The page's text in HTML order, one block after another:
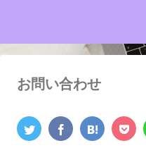
お問い合わせ